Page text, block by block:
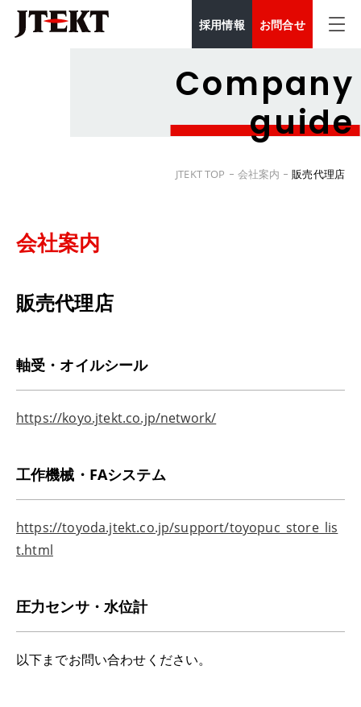
採用情報 お問合せ
Company
guide
JTEKT TOP 会社案内 販売代理店
会社案内
販売代理店
軸受・オイルシール
https://koyo.jtekt.co.jp/network/
工作機械・FAシステム
https://toyoda.jtekt.co.jp/support/toyopuc_store_lis
t.html
圧力センサ・水位計
以下までお問い合わせください。